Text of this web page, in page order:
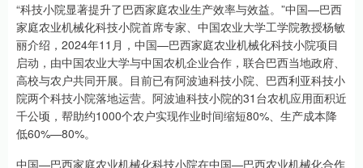
“科技小院显著提升了巴西家庭农业生产效率与效益。”中国—巴西
家庭农业机械化科技小院首席专家、中国农业大学工学院教授杨敏
丽介绍，2024年11月，中国—巴西家庭农业机械化科技小院项目
启动，由中国农业大学与中国农机企业合作，联合巴西当地政府、
高校与农户共同开展。目前已有阿波迪科技小院、巴西利亚科技小
院两个科技小院落地运营。阿波迪科技小院的31台农机应用面积近
千公顷，帮助约1000个农户实现作业时间缩短80%、生产成本降
低60%—80%。
中国—巴西家庭农业机械化科技小院在中国—巴西农业机械化合作